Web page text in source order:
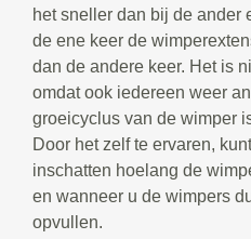
het sneller dan bij de ander
de ene keer de
dan de andere keer. Het is
omdat ook iedereen weer
groeicyclus van de wimper
Door het zelf te ervaren,
inschatten hoelang de
en wanneer u de wimpers
opvullen.